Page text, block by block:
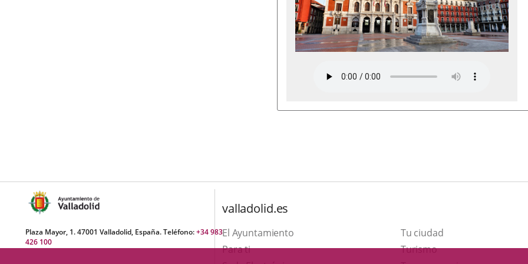
Plaza Mayor, 1. 47001 Valladolid, España. Teléfono:+34 983
426 100
valladolid.es
El Ayuntamiento
Tu ciudad
Para ti
TurismoThis